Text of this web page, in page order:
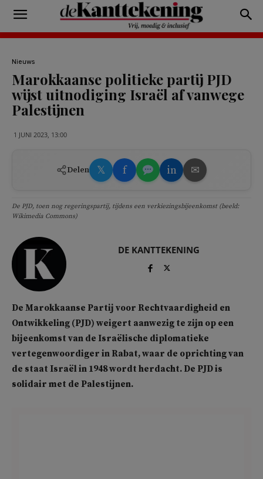
Nieuws
Marokkaanse politieke partij PJD
wijst uitnodiging Israël af vanwege
Palestijnen
1 JUNI 2023, 13:00
Delen 𝕏 f in ✉
De PJD, toen nog regeringspartij, tijdens een verkiezingsbijeenkomst (beeld:
Wikimedia Commons)
DE KANTTEKENING
De Marokkaanse Partij voor Rechtvaardigheid en
Ontwikkeling (PJD) weigert aanwezig te zijn op een
bijeenkomst van de Israëlische diplomatieke
vertegenwoordiger in Rabat, waar de oprichting van
de staat Israël in 1948 wordt herdacht. De PJD is
solidair met de Palestijnen.